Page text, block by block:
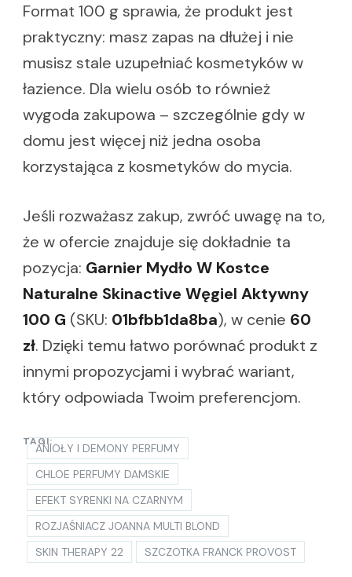
Format 100 g sprawia, że produkt jest
praktyczny: masz zapas na dłużej i nie
musisz stale uzupełniać kosmetyków w
łazience. Dla wielu osób to również
wygoda zakupowa – szczególnie gdy w
domu jest więcej niż jedna osoba
korzystająca z kosmetyków do mycia.
Jeśli rozważasz zakup, zwróć uwagę na to,
że w ofercie znajduje się dokładnie ta
pozycja: Garnier Mydło W Kostce
Naturalne Skinactive Węgiel Aktywny
100 G (SKU: 01bfbb1da8ba), w cenie 60
zł. Dzięki temu łatwo porównać produkt z
innymi propozycjami i wybrać wariant,
który odpowiada Twoim preferencjom.
TAGI:
ANIOŁY I DEMONY PERFUMY
CHLOE PERFUMY DAMSKIE
EFEKT SYRENKI NA CZARNYM
ROZJAŚNIACZ JOANNA MULTI BLOND
SKIN THERAPY 22
SZCZOTKA FRANCK PROVOST